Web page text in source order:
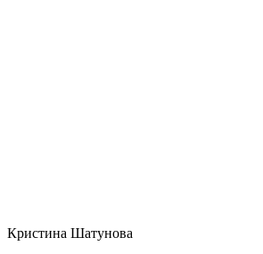
Кристина Шатунова